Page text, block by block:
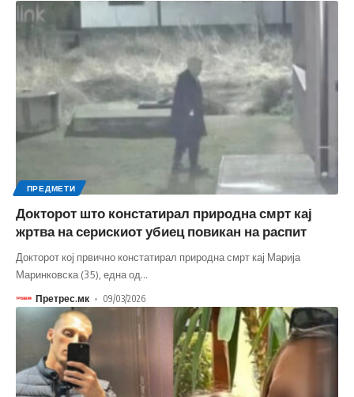
ПРЕДМЕТИ
Докторот што констатирал природна смрт кај
жртва на серискиот убиец повикан на распит
Докторот кој првично констатирал природна смрт кај Марија
Маринковска (35), една од…
Претрес.мк 09/03/2026